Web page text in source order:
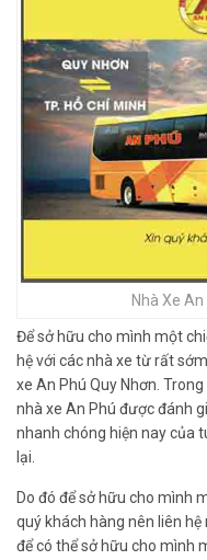
Nhà Xe
Để sở hữu cho mình một
hệ với các nhà xe từ rất
xe An Phú Quy Nhơn.
nhà xe An Phú được đánh
nhanh chóng hiện nay của
lại.
Do đó để sở hữu cho mình
quý khách hàng nên liên
để có thể sở hữu cho mình